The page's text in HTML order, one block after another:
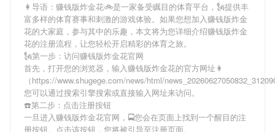
👩导语： 赚钱版炸金花🚲是一家备受瞩目的体育平台，🗽提供丰
富多样的体育赛事和刺激的游戏体验。如果您想加入赚钱版炸金
花的大家庭，参与其中的乐趣，本文将为您详细介绍赚钱版炸金
花的注册流程，让您轻松开启精彩的体育之旅。
🗽第一步：访问赚钱版炸金花官网
首先，打开您的浏览器，输入赚钱版炸金花的官方网址👩
（https://www.shugege.com/news/html/
您可以通过搜索引擎搜索或直接输入网址来访问。
☎️第二步：点击注册按钮
一旦进入赚钱版炸金花官网，🚍您会在页面上找到一个醒目的注
册按钮。点击该按钮，您将被引导至注册页面。